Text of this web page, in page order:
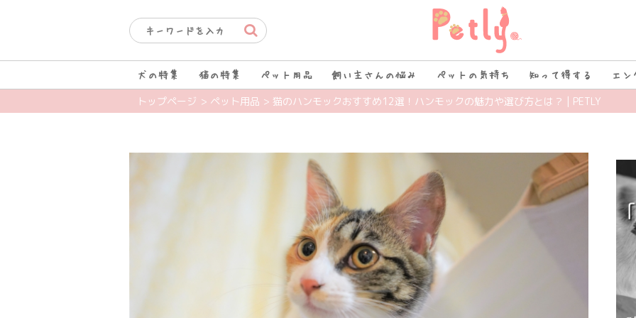
犬の特集 猫の特集 ペット用品 飼い主さんの悩み ペットの気持ち 知って得する エン
トップページ > ペット用品 > 猫のハンモックおすすめ12選！ハンモックの魅力や選び方とは？ | PETLY